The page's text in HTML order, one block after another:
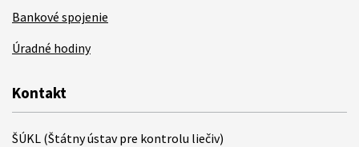
Bankové spojenie
Úradné hodiny
Kontakt
ŠÚKL (Štátny ústav pre kontrolu liečiv)